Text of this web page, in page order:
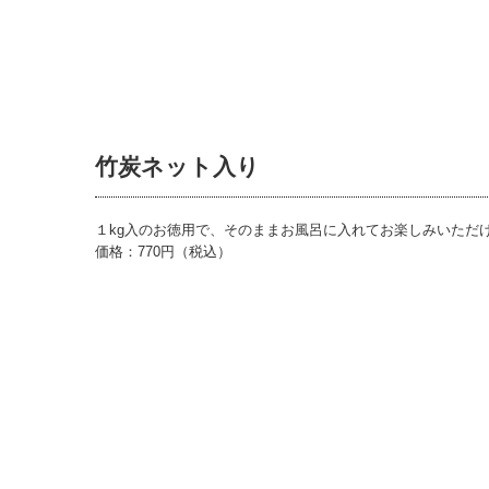
竹炭ネット入り
１kg入のお徳用で、そのままお風呂に入れてお楽しみいただ
価格：770円（税込）